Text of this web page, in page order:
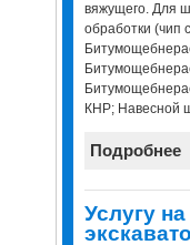
вяжущего. Для
обработки (чип
КНР; Навесной
Подробнее
Услугу